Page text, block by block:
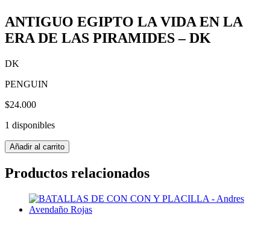
ANTIGUO EGIPTO LA VIDA EN LA
ERA DE LAS PIRAMIDES – DK
DK
PENGUIN
$24.000
1 disponibles
ANTIGUO
EGIPTO
LA
VIDA
ERA
Añadir al carrito
Productos relacionados